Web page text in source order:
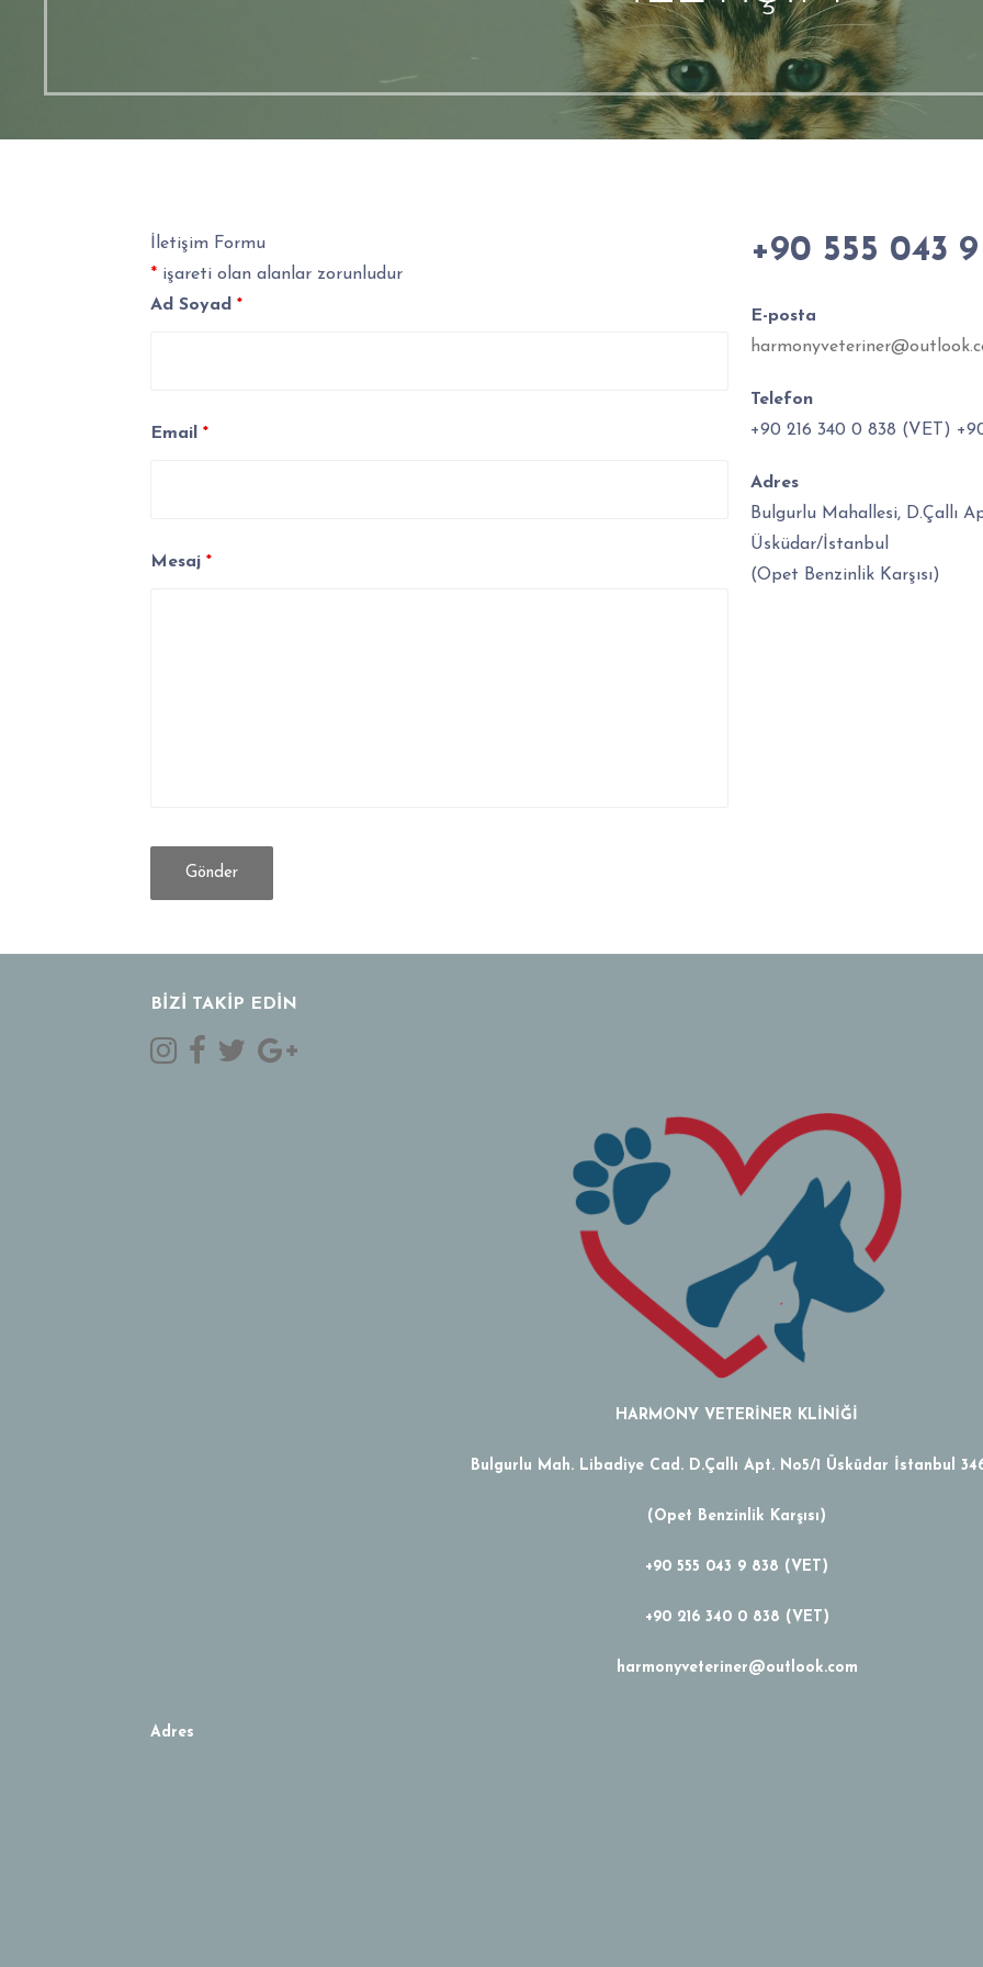
İletişim Formu
* işareti olan alanlar zorunludur
Ad Soyad*
Email*
Mesaj*
+90 555 043
E-posta
Telefon
+90 216 340 0 838 (VET)
Adres
Bulgurlu Mahallesi, D.Çallı
Üsküdar/İstanbul
(Opet Benzinlik Karşısı)
BİZİ TAKİP EDİN
HARMONY VETERİNER KLİNİĞİ
Bulgurlu Mah. Libadiye Cad. D.Çallı Apt. No5/1 Üsküdar İstanbul
(Opet Benzinlik Karşısı)
+90 555 043 9 838 (VET)
+90 216 340 0 838 (VET)
harmonyveteriner@outlook.com
Adres